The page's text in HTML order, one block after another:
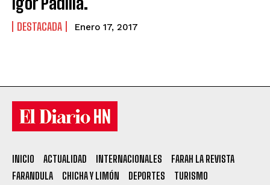
DESTACADA Enero 17, 2017
INICIO ACTUALIDAD INTERNACIONALES
FARAH LA REVISTA
FARANDULA
CHICHA Y LIMÓN DEPORTES TURISMO